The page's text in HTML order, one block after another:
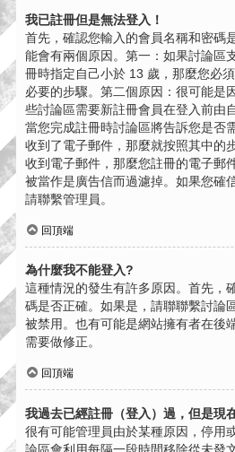
我已註冊但是無法登入！
首先，確認您輸入的會員名稱和密碼
能會有兩個原因。第一：如果討論區
冊時指定自己小於 13 歲，那麼您必
必要的步驟。第二個原因：很可能是
些討論區需要新註冊會員在登入前由
當您完成註冊時討論區將告訴您是否
收到了電子郵件，那麼就按照其中的
收到電子郵件，那麼您註冊的電子郵
被當作是廣告信而過濾掉。如果您確
請聯繫管理員。
回頂端
為什麼我不能登入?
這種情況的發生有許多原因。首先，
碼是否正確。如果是，請聯聯繫討論
被禁用。也有可能是網站擁有者在後
需要做修正。
回頂端
我過去已經註冊（登入）過，但是現
很有可能管理員由於某種原因，停用
論區會利用每隔一段時間移除從未發